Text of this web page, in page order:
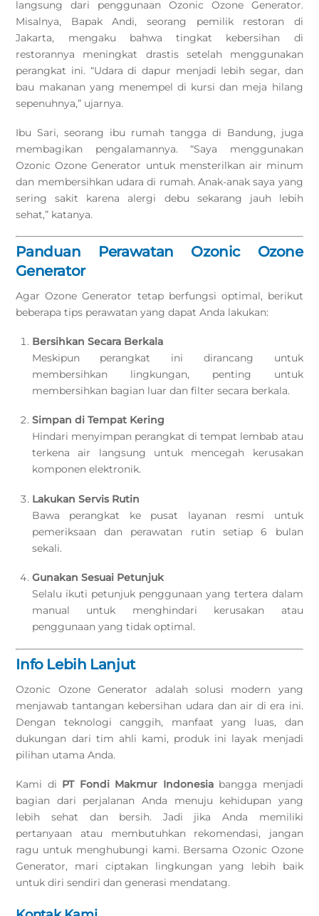
langsung dari penggunaan Ozonic Ozone Generator.
Misalnya, Bapak Andi, seorang pemilik restoran di
Jakarta, mengaku bahwa tingkat kebersihan di
restorannya meningkat drastis setelah menggunakan
perangkat ini. “Udara di dapur menjadi lebih segar, dan
bau makanan yang menempel di kursi dan meja hilang
sepenuhnya,” ujarnya.
Ibu Sari, seorang ibu rumah tangga di Bandung, juga
membagikan pengalamannya. “Saya menggunakan
Ozonic Ozone Generator untuk mensterilkan air minum
dan membersihkan udara di rumah. Anak-anak saya yang
sering sakit karena alergi debu sekarang jauh lebih
sehat,” katanya.
Panduan Perawatan Ozonic Ozone
Generator
Agar Ozone Generator tetap berfungsi optimal, berikut
beberapa tips perawatan yang dapat Anda lakukan:
Bersihkan Secara Berkala
Meskipun perangkat ini dirancang untuk
membersihkan lingkungan, penting untuk
membersihkan bagian luar dan filter secara berkala.
Simpan di Tempat Kering
Hindari menyimpan perangkat di tempat lembab atau
terkena air langsung untuk mencegah kerusakan
komponen elektronik.
Lakukan Servis Rutin
Bawa perangkat ke pusat layanan resmi untuk
pemeriksaan dan perawatan rutin setiap 6 bulan
sekali.
Gunakan Sesuai Petunjuk
Selalu ikuti petunjuk penggunaan yang tertera dalam
manual untuk menghindari kerusakan atau
penggunaan yang tidak optimal.
Info Lebih Lanjut
Ozonic Ozone Generator adalah solusi modern yang
menjawab tantangan kebersihan udara dan air di era ini.
Dengan teknologi canggih, manfaat yang luas, dan
dukungan dari tim ahli kami, produk ini layak menjadi
pilihan utama Anda.
Kami di PT Fondi Makmur Indonesiabangga menjadi
bagian dari perjalanan Anda menuju kehidupan yang
lebih sehat dan bersih. Jadi jika Anda memiliki
pertanyaan atau membutuhkan rekomendasi, jangan
ragu untuk menghubungi kami. Bersama Ozonic Ozone
Generator, mari ciptakan lingkungan yang lebih baik
untuk diri sendiri dan generasi mendatang.